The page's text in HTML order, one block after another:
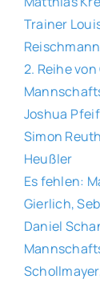
Allgemeines
Partner
Verein
Trainer
Reischmann
2. Reihe
Joshua
Simon
Heußler
Es fehlen:
Gierlich,
Daniel